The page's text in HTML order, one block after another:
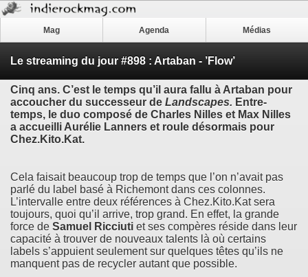
Mag Agenda Médias
Le streaming du jour #898 : Artaban - ’Flow’
Cinq ans. C’est le temps qu’il aura fallu à Artaban pour
accoucher du successeur de Landscapes. Entre-
temps, le duo composé de Charles Nilles et Max Nilles
a accueilli Aurélie Lanners et roule désormais pour
Chez.Kito.Kat.
Cela faisait beaucoup trop de temps que l’on n’avait pas
parlé du label basé à Richemont dans ces colonnes.
L’intervalle entre deux références à Chez.Kito.Kat sera
toujours, quoi qu’il arrive, trop grand. En effet, la grande
force de Samuel Ricciuti et ses compères réside dans leur
capacité à trouver de nouveaux talents là où certains
labels s’appuient seulement sur quelques têtes qu’ils ne
manquent pas de recycler autant que possible.